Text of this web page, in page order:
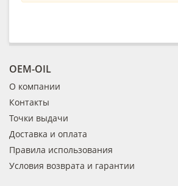
OEM-OIL
О компании
Контакты
Точки выдачи
Доставка и оплата
Правила использования
Условия возврата и гарантии